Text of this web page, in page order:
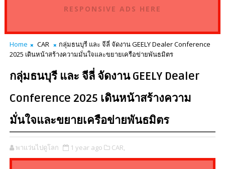
RESPONSIVE ADS HERE
Home CAR
กลุ่มธนบุรี และ จีลี่ จัดงาน GEELY Dealer Conference
2025 เดินหน้าสร้างความมั่นใจและขยายเครือข่ายพันธมิตร
กลุ่มธนบุรี และ จีลี่ จัดงาน GEELY Dealer
Conference 2025 เดินหน้าสร้างความ
มั่นใจและขยายเครือข่ายพันธมิตร
พาแว่นไปดูโลก 1 year ago CAR,